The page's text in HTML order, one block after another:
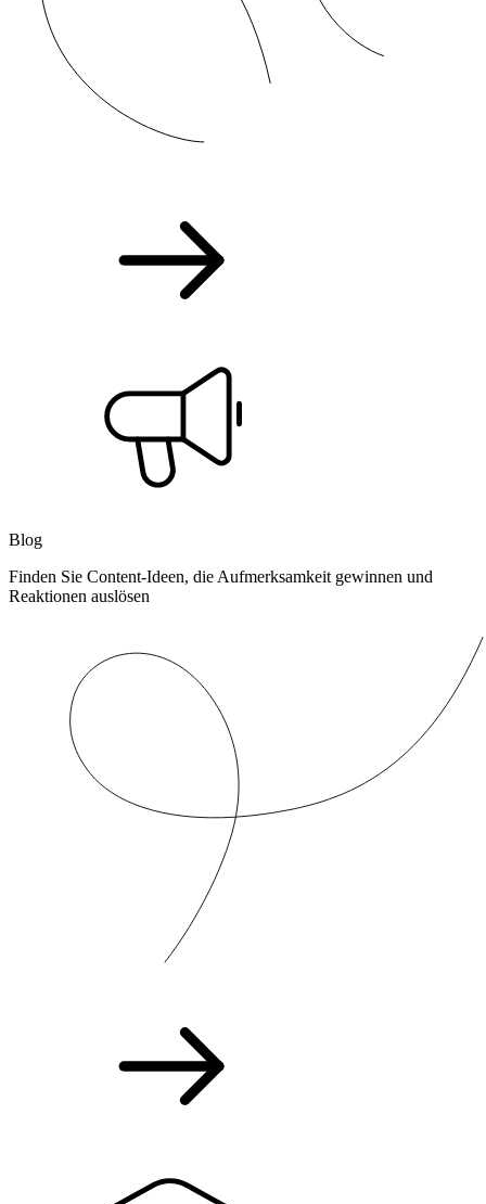
Blog
Finden Sie Content-Ideen, die Aufmerksamkeit gewinnen und
Reaktionen auslösen